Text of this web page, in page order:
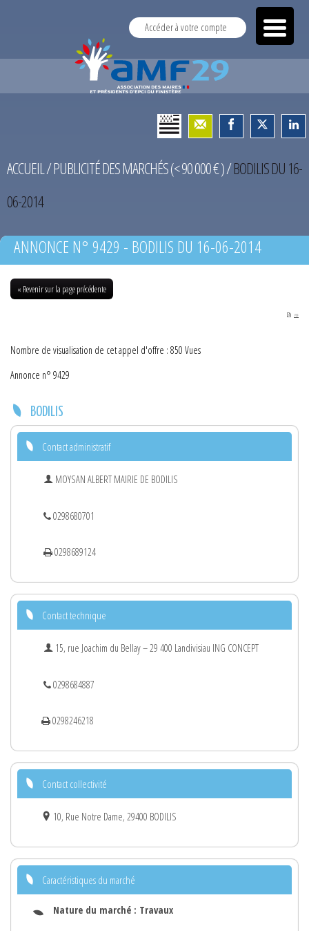
Accéder à votre compte
ACCUEIL/PUBLICITÉ DES MARCHÉS (< 90 000 € )/BODILIS DU 16-
06-2014
ANNONCE N° 9429 - BODILIS DU 16-06-2014
« Revenir sur la page précédente
PDF
Nombre de visualisation de cet appel d'offre : 850 Vues
Annonce n° 9429
BODILIS
Contact administratif
MOYSAN ALBERT MAIRIE DE BODILIS
0298680701
0298689124
Contact technique
15, rue Joachim du Bellay – 29 400 Landivisiau ING CONCEPT
0298684887
0298246218
Contact collectivité
10, Rue Notre Dame, 29400 BODILIS
Caractéristiques du marché
Nature du marché : Travaux